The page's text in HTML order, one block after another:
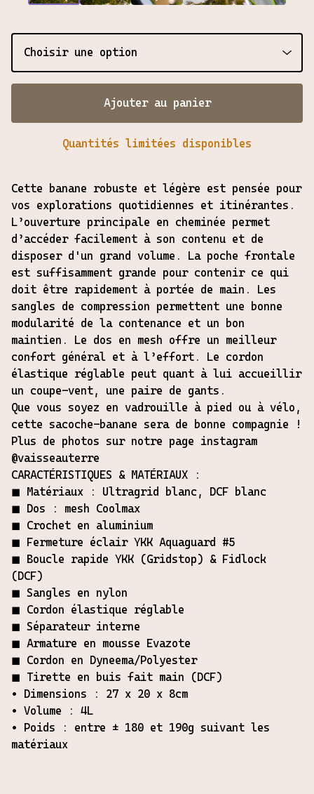
Ajouter au panier
Quantités limitées disponibles
Cette banane robuste et légère est pensée pour
vos explorations quotidiennes et itinérantes.
L’ouverture principale en cheminée permet
d’accéder facilement à son contenu et de
disposer d'un grand volume. La poche frontale
est suffisamment grande pour contenir ce qui
doit être rapidement à portée de main. Les
sangles de compression permettent une bonne
modularité de la contenance et un bon
maintien. Le dos en mesh offre un meilleur
confort général et à l’effort. Le cordon
élastique réglable peut quant à lui accueillir
un coupe-vent, une paire de gants.
Que vous soyez en vadrouille à pied ou à vélo,
cette sacoche-banane sera de bonne compagnie !
Plus de photos sur notre page instagram
@vaisseauterre
CARACTÉRISTIQUES & MATÉRIAUX :
◼︎ Matériaux : Ultragrid blanc, DCF blanc
◼︎ Dos : mesh Coolmax
◼︎ Crochet en aluminium
◼︎ Fermeture éclair YKK Aquaguard #5
◼︎ Boucle rapide YKK (Gridstop) & Fidlock
(DCF)
◼︎ Sangles en nylon
◼︎ Cordon élastique réglable
◼︎ Séparateur interne
◼︎ Armature en mousse Evazote
◼︎ Cordon en Dyneema/Polyester
◼︎ Tirette en buis fait main (DCF)
• Dimensions : 27 x 20 x 8cm
• Volume : 4L
• Poids : entre ± 180 et 190g suivant les
matériaux